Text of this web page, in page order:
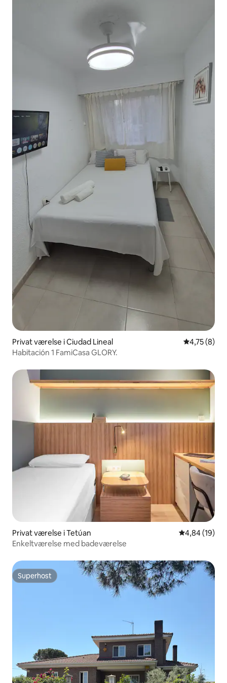
Privat værelse i Ciudad Lineal 4,75 ud af
4,75 (8)
Habitación 1 FamiCasa GLORY.
Privat værelse i Tetúan 4,84 ud af 5 i
4,84 (19)
Enkeltværelse med badeværelse
Superhost
Superhost